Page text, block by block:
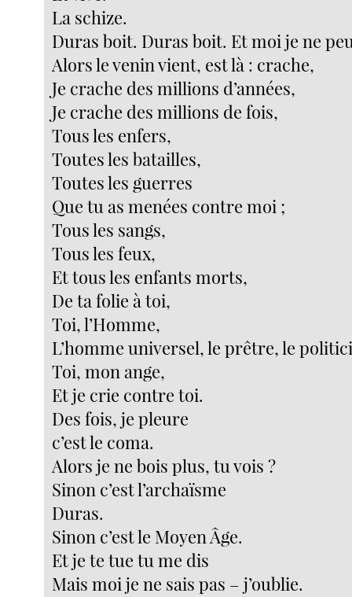
La schize.
Duras boit. Duras boit. Et moi je ne
Alors le venin vient, est là : crache,
Je crache des millions d’années,
Je crache des millions de fois,
Tous les enfers,
Toutes les batailles,
Toutes les guerres
Que tu as menées contre moi ;
Tous les sangs,
Tous les feux,
Et tous les enfants morts,
De ta folie à toi,
Toi, l’Homme,
L’homme universel, le prêtre, le
Toi, mon ange,
Et je crie contre toi.
Des fois, je pleure
c’est le coma.
Alors je ne bois plus, tu vois ?
Sinon c’est l’archaïsme
Duras.
Sinon c’est le Moyen Âge.
Et je te tue tu me dis
Mais moi je ne sais pas – j’oublie.